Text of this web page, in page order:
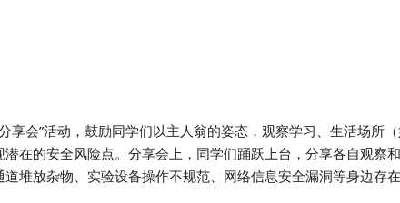
享会”活动，鼓励同学们以主人翁的姿态，观察学习、生活场所
在的安全风险点。分享会上，同学们踊跃上台，分享各自观察
堆放杂物、实验设备操作不规范、网络信息安全漏洞等身边存